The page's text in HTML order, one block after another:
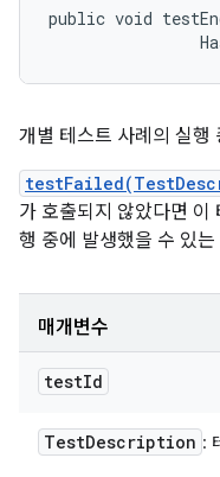
public void
개별 테스트 사례의 실행
가 호출되지 않았다면 이
행 중에 발생했을 수 있
매개변수
testId
TestDescription :